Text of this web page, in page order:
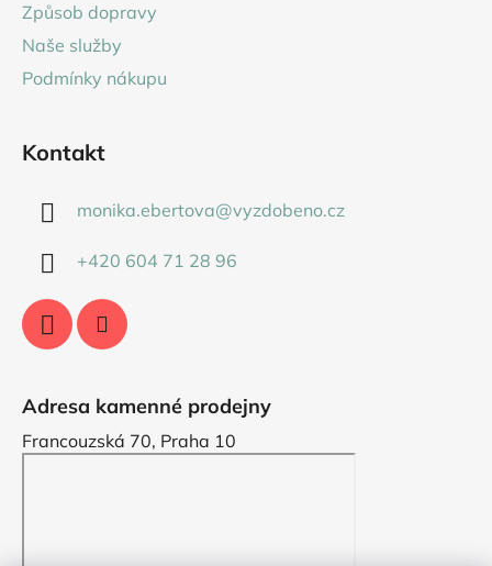
Způsob dopravy
Naše služby
Podmínky nákupu
Kontakt
monika.ebertova@vyzdobeno.cz
+420 604 71 28 96
Adresa kamenné prodejny
Francouzská 70, Praha 10